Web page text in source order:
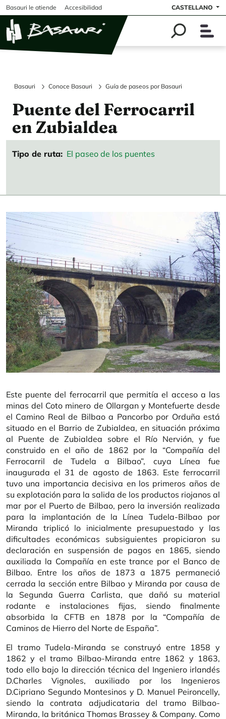
Pasar al contenido principal
Basauri le atiende Accesibilidad CASTELLANO
Basauri Conoce Basauri Guía de paseos por Basauri
Puente del Ferrocarril
en Zubialdea
Tipo de ruta El paseo de los puentes
Este puente del ferrocarril que permitía el acceso a las
minas del Coto minero de Ollargan y Montefuerte desde
el Camino Real de Bilbao a Pancorbo por Orduña está
situado en el Barrio de Zubialdea, en situación próxima
al Puente de Zubialdea sobre el Río Nervión, y fue
construido en el año de 1862 por la “Compañía del
Ferrocarril de Tudela a Bilbao”, cuya Línea fue
inaugurada el 31 de agosto de 1863. Este ferrocarril
tuvo una importancia decisiva en los primeros años de
su explotación para la salida de los productos riojanos al
mar por el Puerto de Bilbao, pero la inversión realizada
para la implantación de la Línea Tudela-Bilbao por
Miranda triplicó lo inicialmente presupuestado y las
dificultades económicas subsiguientes propiciaron su
declaración en suspensión de pagos en 1865, siendo
auxiliada la Compañía en este trance por el Banco de
Bilbao. Entre los años de 1873 a 1875 permaneció
cerrada la sección entre Bilbao y Miranda por causa de
la Segunda Guerra Carlista, que dañó su material
rodante e instalaciones fijas, siendo finalmente
absorbida la CFTB en 1878 por la “Compañía de
Caminos de Hierro del Norte de España”.
El tramo Tudela-Miranda se construyó entre 1858 y
1862 y el tramo Bilbao-Miranda entre 1862 y 1863,
todo ello bajo la dirección técnica del Ingeniero irlandés
D.Charles Vignoles, auxiliado por los Ingenieros
D.Cipriano Segundo Montesinos y D. Manuel Peironcelly,
siendo la contrata adjudicataria del tramo Bilbao-
Miranda, la británica Thomas Brassey & Company. Como